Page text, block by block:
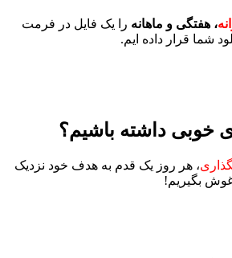
، هفتگی و ماهانه را یک فایل در فرمت
شما قرار داده ایم.
خوبی داشته باشیم؟
، هر روز یک قدم به هدف خود نزدیک
بگیریم!